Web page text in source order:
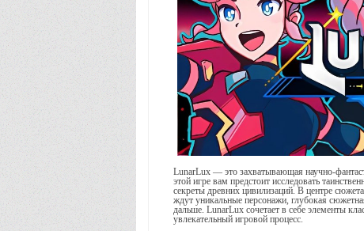
LunarLux — это захватывающая научно-
этой игре вам предстоит исследовать
секреты древних цивилизаций. В центре
ждут уникальные персонажи, глубокая
дальше. LunarLux сочетает в себе элементы
увлекательный игровой процесс.